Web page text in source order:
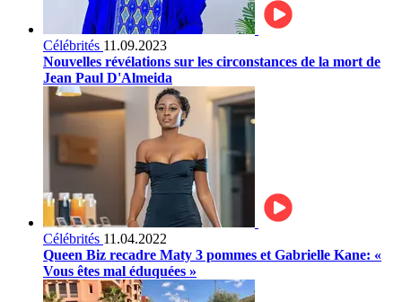
Célébrités 11.09.2023
Nouvelles révélations sur les circonstances de la mort de
Jean Paul D'Almeida
Célébrités 11.04.2022
Queen Biz recadre Maty 3 pommes et Gabrielle Kane: «
Vous êtes mal éduquées »